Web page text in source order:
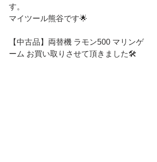
す。
マイツール熊谷です🌟
【中古品】両替機 ラモン500 マリンゲ
ーム お買い取りさせて頂きました🛠